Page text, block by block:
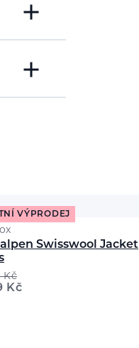
VÝPRODEJ
Swisswool Jacket
Kč
Kč